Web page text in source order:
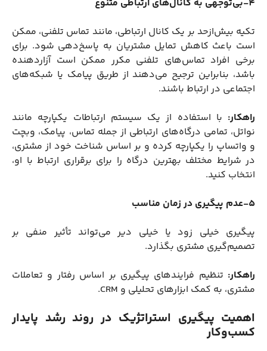
4-بی‌توجهی به کانال‌های ارتباطی متنوع
تکیه بیش‌ازحد بر یک کانال ارتباطی، مانند تماس تلفنی، ممکن
است باعث کاهش تمایل مشتریان به پاسخ‌دهی شود. برای
برخی افراد تماس‌های تلفنی مکرر ممکن است آزاردهنده
باشد، بنابراین ترجیح می‌دهند از طریق پیامک یا شبکه‌های
اجتماعی در ارتباط باشند.
راهکار: با استفاده از یک سیستم ارتباطات یکپارچه مانند
نواتل، تمامی درگاه‌های ارتباطی از جمله تماس، پیامک، وبچت
و واتساپ را یکپارچه کرده و بر اساس شناخت خود از مشتری،
در شرایط مختلف بهترین درگاه را برای برقراری ارتباط با او،
انتخاب کنید.
5-عدم پیگیری در زمان مناسب
پیگیری خیلی زود یا خیلی دیر می‌تواند تأثیر منفی بر
تصمیم‌گیری مشتری بگذارد.
راهکار: تنظیم فرایندهای پیگیری بر اساس رفتار و تعاملات
مشتری، به کمک ابزارهای تحلیلی و CRM.
اهمیت پیگیری استراتژیک در روند رشد پایدار
کسب‌وکار